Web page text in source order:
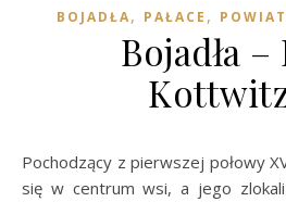
BOJADŁA, PAŁACE ,
Bojadła –
Pochodzący z pierwszej połowy XVIII wieku pałac znajduje
się w centrum wsi, a jego